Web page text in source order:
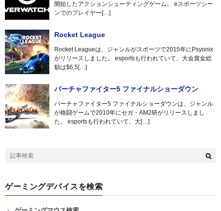
開始したアクションシューティングゲーム。 eスポーツシー
ンでのプレイヤー[…]
Rocket League
Rocket Leagueは、ジャンルがスポーツで2015年にPsyonix
がリリースしました。 esportsも行われていて、大会賞金総
額は$6,5[…]
バーチャファイター5 ファイナルショーダウン
バーチャファイター5 ファイナルショーダウンは、ジャンル
が格闘ゲームで2010年にセガ・AM2研がリリースしまし
た。 esportsも行われていて、大[…]
ゲーミングデバイスを検索